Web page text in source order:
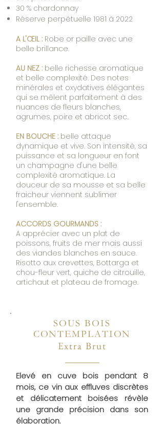
30 % chardonnay
Réserve perpétuelle 1981 à 2022
A L'ŒIL : Robe or paille avec une
belle brillance.
AU NEZ : belle richesse aromatique
et belle complexité. Des notes
minérales et oxydatives élégantes
qui se mêlent parfaitement à des
nuances de fleurs blanches,
agrumes, poire et abricot sec..
EN BOUCHE : belle attaque
dynamique et vive. Son intensité, sa
puissance et sa longueur en font
un champagne d'une belle
complexité aromatique. La
douceur de sa mousse et sa belle
fraicheur viennent sublimer
l'ensemble.
ACCORDS GOURMANDS :
A apprécier avec un plat de
poissons, fruits de mer mais aussi
des viandes blanches en sauce.
Risotto aux crevettes, Bottarga et
chou-fleur vert, quiche de citrouille,
artichaut et plateau de fromage.
SOUS BOIS
CONTEMPLATION
Extra Brut
Elevé en cuve bois pendant 8
mois, ce vin aux effluves discrètes
et délicatement boisées révèle
une grande précision dans son
élaboration.